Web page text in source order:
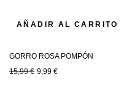
AÑADIR AL CARRITO
GORRO ROSA POMPÓN
15,99€ 9,99 €